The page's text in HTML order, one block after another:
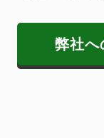
弊社へ